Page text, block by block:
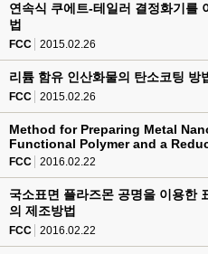
연속식 쿠에트-테일러 결정화기를
법
FCC 2015.02.26
리튬 함유 인산화물의 탄소코팅 방
FCC 2015.02.26
Method for Preparing Metal
Functional Polymer and a
FCC 2016.02.22
국소표면 플라즈몬 공명을 이용한
의 제조방법
FCC 2016.02.22